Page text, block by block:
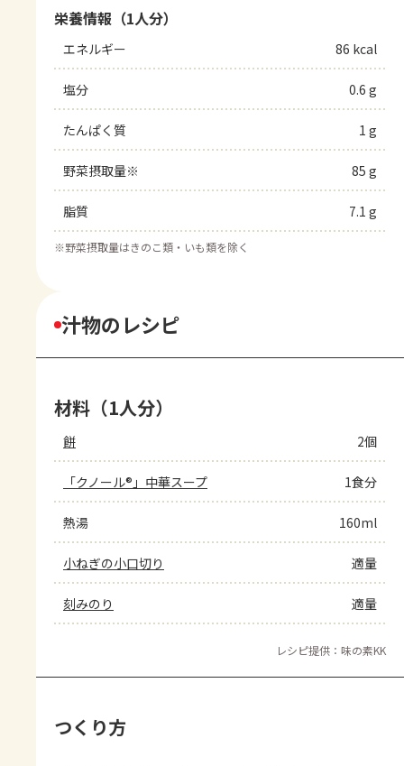
栄養情報（1人分）
エネルギー 86 kcal
塩分 0.6 g
たんぱく質 1 g
野菜摂取量※ 85 g
脂質 7.1 g
※野菜摂取量はきのこ類・いも類を除く
汁物のレシピ
材料（1人分）
餅 2個
「クノール®」中華スープ 1食分
熱湯 160ml
小ねぎの小口切り 適量
刻みのり 適量
レシピ提供：味の素KK
つくり方